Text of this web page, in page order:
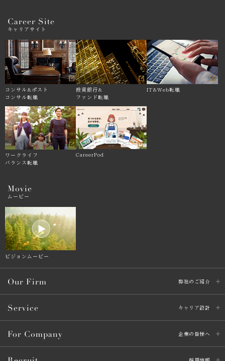
Career Site
キャリアサイト
コンサル& ポスト
コンサル転職
投資銀行&
ファンド転職
IT&Web転職
ワークライフ
バランス転職
CareerPod
Movie
ムービー
ビジョンムービー
Our Firm 弊社のご紹介
Service キャリア設計
For Company 企業の皆様へ
採用情報